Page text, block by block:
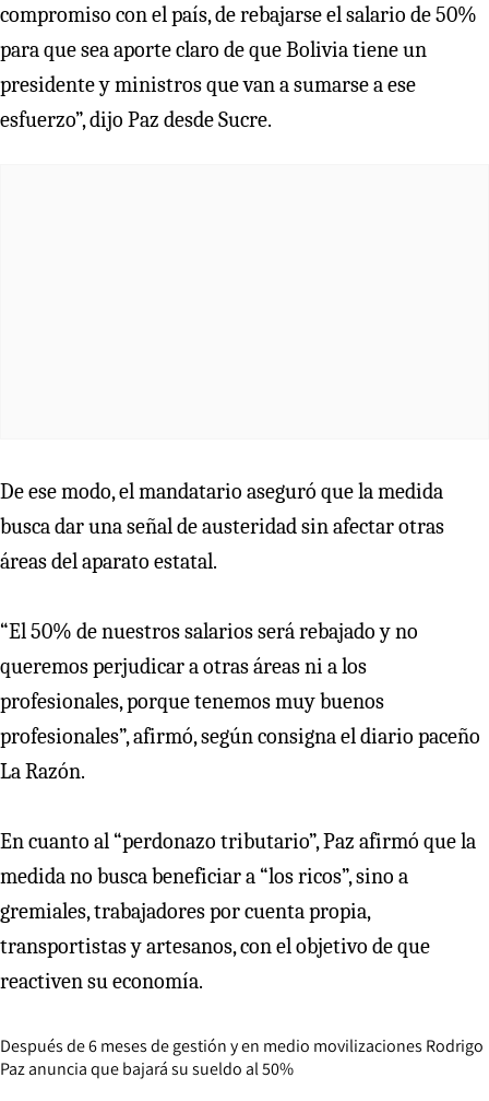
compromiso con el país, de rebajarse el salario de 50%
para que sea aporte claro de que Bolivia tiene un
presidente y ministros que van a sumarse a ese
esfuerzo”, dijo Paz desde Sucre.
De ese modo, el mandatario aseguró que la medida
busca dar una señal de austeridad sin afectar otras
áreas del aparato estatal.
“El 50% de nuestros salarios será rebajado y no
queremos perjudicar a otras áreas ni a los
profesionales, porque tenemos muy buenos
profesionales”, afirmó, según consigna el diario paceño
La Razón.
En cuanto al “perdonazo tributario”, Paz afirmó que la
medida no busca beneficiar a “los ricos”, sino a
gremiales, trabajadores por cuenta propia,
transportistas y artesanos, con el objetivo de que
reactiven su economía.
Después de 6 meses de gestión y en medio movilizaciones Rodrigo
Paz anuncia que bajará su sueldo al 50%